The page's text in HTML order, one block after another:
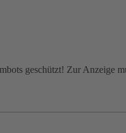
geschützt! Zur Anzeige